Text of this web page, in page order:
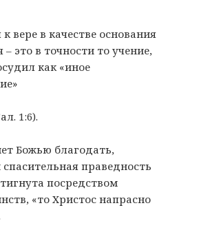
вере в качестве основания
это в точности то учение,
как «иное
1:6).
Божью благодать,
спасительная праведность
посредством
«то Христос напрасно